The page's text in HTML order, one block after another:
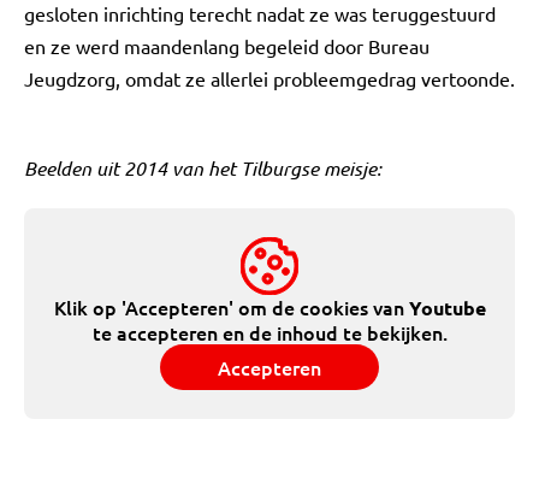
gesloten inrichting terecht nadat ze was teruggestuurd
en ze werd maandenlang begeleid door Bureau
Jeugdzorg, omdat ze allerlei probleemgedrag vertoonde.
Beelden uit 2014 van het Tilburgse meisje:
Klik op 'Accepteren' om de cookies vanYoutube
te accepteren en de inhoud te bekijken.
Accepteren